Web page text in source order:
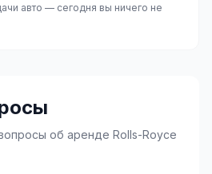
авто — сегодня вы ничего не
об аренде Rolls-Royce